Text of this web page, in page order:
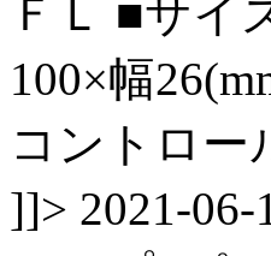
ＦＬ ■サイ
100×幅
コントロー
]]> 2021-06-